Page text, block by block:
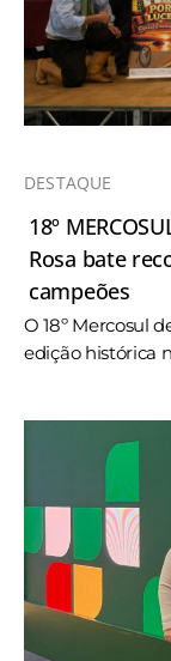
DESTAQUE
18º
Rosa bate
campeões
O 18º Mercosul
edição histórica